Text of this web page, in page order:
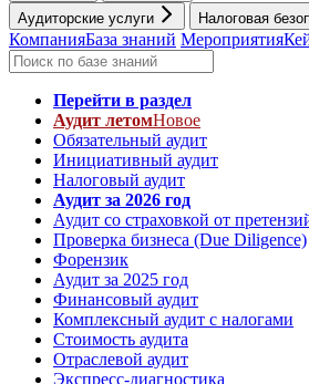
Аудиторские услуги
Налоговая
КомпанияБаза знаний Мероприятия
Перейти в раздел
Аудит летомНовое
Обязательный аудит
Инициативный аудит
Налоговый аудит
Аудит за 2026 год
Аудит со страховкой от
Проверка бизнеса (Due Diligence)
Форензик
Аудит за 2025 год
Финансовый аудит
Комплексный аудит с налогами
Стоимость аудита
Отраслевой аудит
Экспресс-диагностика